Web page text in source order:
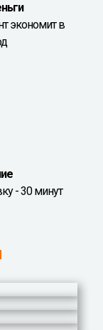
экономит в
- 30 минут